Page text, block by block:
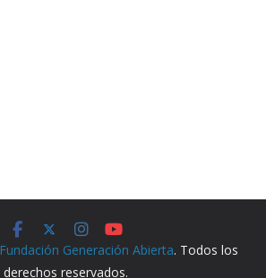
Fundación Generación Abierta. Todos los
derechos reservados.